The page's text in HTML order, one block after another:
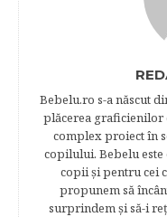
Bebelu.ro s-a născut
plăcerea graficienilor
complex proiect în
copilului. Bebelu
copii şi pentru cei
propunem să
surprindem şi să-i